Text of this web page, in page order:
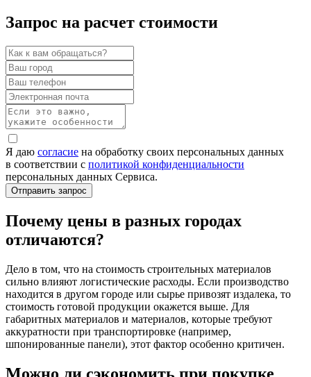
Запрос на расчет стоимости
Я даю согласие на обработку своих персональных данных
в соответствии с политикой конфиденциальности
персональных данных Сервиса.
Почему цены в разных городах
отличаются?
Дело в том, что на стоимость строительных материалов
сильно влияют логистические расходы. Если производство
находится в другом городе или сырье привозят издалека, то
стоимость готовой продукции окажется выше. Для
габаритных материалов и материалов, которые требуют
аккуратности при транспортировке (например,
шпонированные панели), этот фактор особенно критичен.